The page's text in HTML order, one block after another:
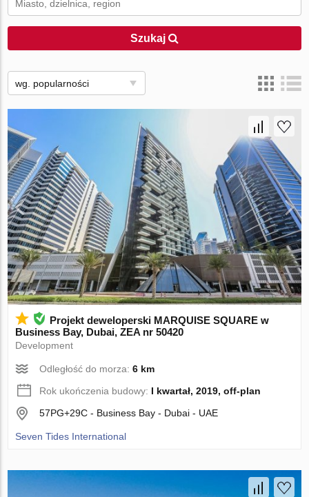
Szukaj
wg. popularności
Projekt deweloperski MARQUISE SQUARE w
Business Bay, Dubai, ZEA nr 50420
Development
Odległość do morza:6 km
Rok ukończenia budowy: I kwartał, 2019, off-plan
57PG+29C - Business Bay - Dubai - UAE
Seven Tides International